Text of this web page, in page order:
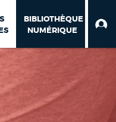
BIBLIOTHÈQUE
NUMÉRIQUE